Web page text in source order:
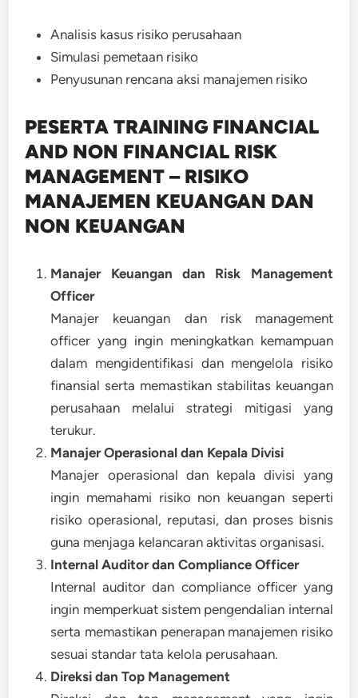
Analisis kasus risiko perusahaan
Simulasi pemetaan risiko
Penyusunan rencana aksi manajemen risiko
PESERTA TRAINING FINANCIAL
AND NON FINANCIAL RISK
MANAGEMENT – RISIKO
MANAJEMEN KEUANGAN DAN
NON KEUANGAN
Manajer Keuangan dan Risk Management
Officer
Manajer keuangan dan risk management
officer yang ingin meningkatkan kemampuan
dalam mengidentifikasi dan mengelola risiko
finansial serta memastikan stabilitas keuangan
perusahaan melalui strategi mitigasi yang
terukur.
Manajer Operasional dan Kepala Divisi
Manajer operasional dan kepala divisi yang
ingin memahami risiko non keuangan seperti
risiko operasional, reputasi, dan proses bisnis
guna menjaga kelancaran aktivitas organisasi.
Internal Auditor dan Compliance Officer
Internal auditor dan compliance officer yang
ingin memperkuat sistem pengendalian internal
serta memastikan penerapan manajemen risiko
sesuai standar tata kelola perusahaan.
Direksi dan Top Management